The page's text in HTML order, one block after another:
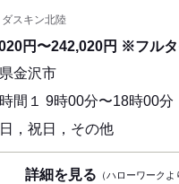
スキン北陸
金沢市
間１ 9時00分〜18時00分
，祝日，その他
詳細を見る （ハローワークよ